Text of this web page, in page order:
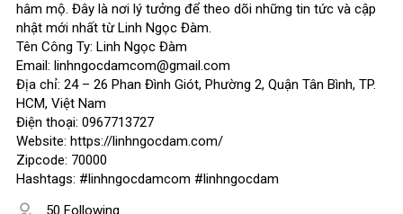
hâm mộ. Đây là nơi lý tưởng để theo dõi những tin tức và cập
nhật mới nhất từ Linh Ngọc Đàm.
Tên Công Ty: Linh Ngọc Đàm
Email: linhngocdamcom@gmail.com
Địa chỉ: 24 – 26 Phan Đình Giót, Phường 2, Quận Tân Bình, TP.
HCM, Việt Nam
Điện thoại: 0967713727
Website: https://linhngocdam.com/
Zipcode: 70000
Hashtags: #linhngocdamcom #linhngocdam